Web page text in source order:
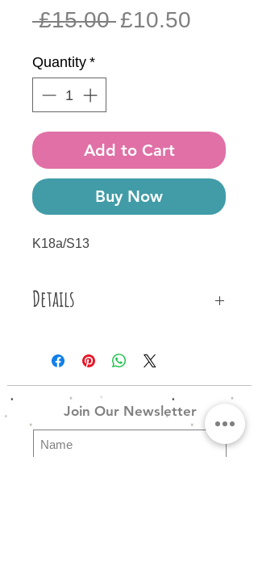
£15.00 Regular
£10.50
Quantity *
Add to Cart
Buy Now
K18a/S13
Details
ορειβατικό σκοινί, μπλε ηλεκτρίκ
επιχρυσωμένες λεπτομέρειες και
μεταλλικό επιχρυσωμένο
κούμπωμα.
Join Our Newsletter